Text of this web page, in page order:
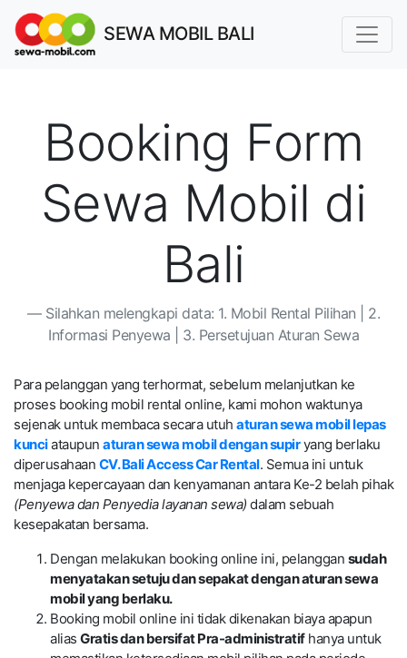
SEWA MOBIL BALI
Booking Form
Sewa Mobil di
Bali
Silahkan melengkapi data: 1. Mobil Rental Pilihan | 2.
Informasi Penyewa | 3. Persetujuan Aturan Sewa
Para pelanggan yang terhormat, sebelum melanjutkan ke
proses booking mobil rental online, kami mohon waktunya
sejenak untuk membaca secara utuh aturan sewa mobil lepas
kunciataupun aturan sewa mobil dengan supiryang berlaku
diperusahaan CV. Bali Access Car Rental. Semua ini untuk
menjaga kepercayaan dan kenyamanan antara Ke-2 belah pihak
(Penyewa dan Penyedia layanan sewa) dalam sebuah
kesepakatan bersama.
Dengan melakukan booking online ini, pelanggan sudah
menyatakan setuju dan sepakat dengan aturan sewa
mobil yang berlaku.
Booking mobil online ini tidak dikenakan biaya apapun
alias Gratis dan bersifat Pra-administratifhanya untuk